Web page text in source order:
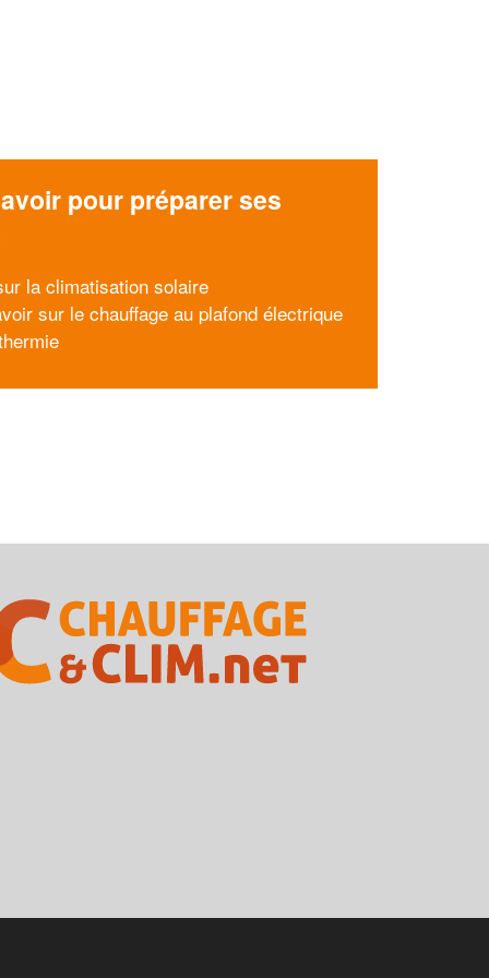
pour préparer ses
la climatisation solaire
sur le chauffage au plafond électrique